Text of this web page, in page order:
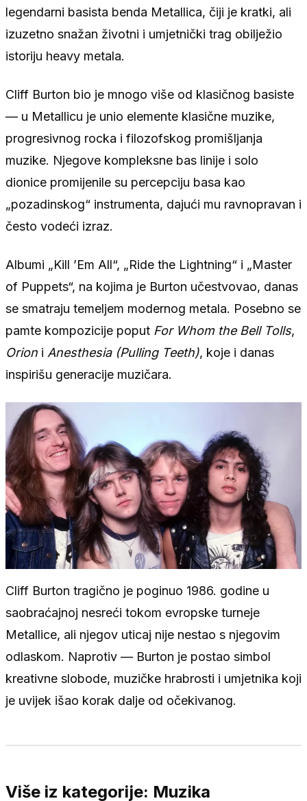
legendarni basista benda Metallica, čiji je kratki, ali
izuzetno snažan životni i umjetnički trag obilježio
istoriju heavy metala.
Cliff Burton bio je mnogo više od klasičnog basiste
— u Metallicu je unio elemente klasične muzike,
progresivnog rocka i filozofskog promišljanja
muzike. Njegove kompleksne bas linije i solo
dionice promijenile su percepciju basa kao
„pozadinskog“ instrumenta, dajući mu ravnopravan i
često vodeći izraz.
Albumi „Kill ’Em All“, „Ride the Lightning“ i „Master
of Puppets“, na kojima je Burton učestvovao, danas
se smatraju temeljem modernog metala. Posebno se
pamte kompozicije poput For Whom the Bell Tolls,
Orion i Anesthesia (Pulling Teeth), koje i danas
inspirišu generacije muzičara.
Cliff Burton tragično je poginuo 1986. godine u
saobraćajnoj nesreći tokom evropske turneje
Metallice, ali njegov uticaj nije nestao s njegovim
odlaskom. Naprotiv — Burton je postao simbol
kreativne slobode, muzičke hrabrosti i umjetnika koji
je uvijek išao korak dalje od očekivanog.
Više iz kategorije: Muzika